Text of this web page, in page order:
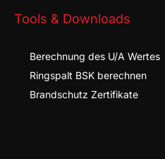
Tools & Downloads
Berechnung des U/A Wertes
Ringspalt BSK berechnen
Brandschutz Zertifikate